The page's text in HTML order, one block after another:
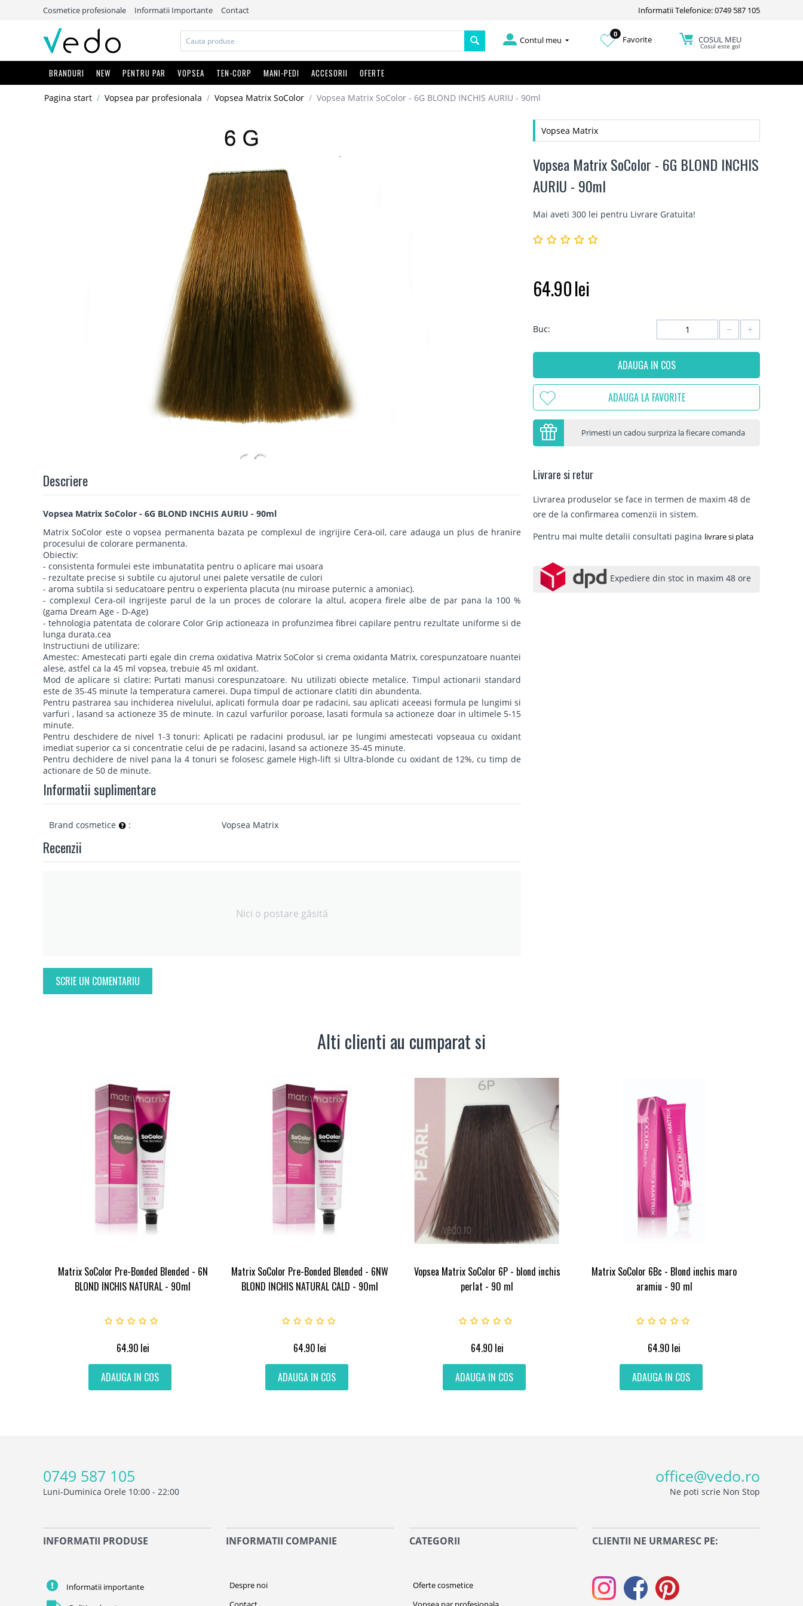
Cosmetice profesionale Informatii Importante Contact Informatii Telefonice: 0749 587 105
Contul meu
0
Favorite COSUL MEU
Cosul este gol
BRANDURI NEW PENTRU PAR VOPSEA TEN-CORP MANI-PEDI ACCESORII OFERTE
Pagina start / Vopsea par profesionala / Vopsea Matrix SoColor / Vopsea Matrix SoColor - 6G BLOND INCHIS AURIU - 90ml
Descriere
Vopsea Matrix SoColor - 6G BLOND INCHIS AURIU - 90ml
Matrix SoColor este o vopsea permanenta bazata pe complexul de ingrijire Cera-oil, care adauga un plus de hranire
procesului de colorare permanenta.
Obiectiv:
- consistenta formulei este imbunatatita pentru o aplicare mai usoara
- rezultate precise si subtile cu ajutorul unei palete versatile de culori
- aroma subtila si seducatoare pentru o experienta placuta (nu miroase puternic a amoniac).
- complexul Cera-oil ingrijeste parul de la un proces de colorare la altul, acopera firele albe de par pana la 100 %
(gama Dream Age - D-Age)
- tehnologia patentata de colorare Color Grip actioneaza in profunzimea fibrei capilare pentru rezultate uniforme si de
lunga durata.cea
Instructiuni de utilizare:
Amestec: Amestecati parti egale din crema oxidativa Matrix SoColor si crema oxidanta Matrix, corespunzatoare nuantei
alese, astfel ca la 45 ml vopsea, trebuie 45 ml oxidant.
Mod de aplicare si clatire: Purtati manusi corespunzatoare. Nu utilizati obiecte metalice. Timpul actionarii standard
este de 35-45 minute la temperatura camerei. Dupa timpul de actionare clatiti din abundenta.
Pentru pastrarea sau inchiderea nivelului, aplicati formula doar pe radacini, sau aplicati aceeasi formula pe lungimi si
varfuri , lasand sa actioneze 35 de minute. In cazul varfurilor poroase, lasati formula sa actioneze doar in ultimele 5-15
minute.
Pentru deschidere de nivel 1-3 tonuri: Aplicati pe radacini produsul, iar pe lungimi amestecati vopseaua cu oxidant
imediat superior ca si concentratie celui de pe radacini, lasand sa actioneze 35-45 minute.
Pentru dechidere de nivel pana la 4 tonuri se folosesc gamele High-lift si Ultra-blonde cu oxidant de 12%, cu timp de
actionare de 50 de minute.
Informatii suplimentare
Brand cosmetice : Vopsea Matrix
Recenzii
Nici o postare găsită
SCRIE UN COMENTARIU
Vopsea Matrix
Vopsea Matrix SoColor - 6G BLOND INCHIS
AURIU - 90ml
Mai aveti 300 lei pentru Livrare Gratuita!
64.90lei
Buc: +
−
ADAUGA IN COS
ADAUGA LA FAVORITE
Primesti un cadou surpriza la fiecare comanda
Livrare si retur
Livrarea produselor se face in termen de maxim 48 de
ore de la confirmarea comenzii in sistem.
Pentru mai multe detalii consultati pagina livrare si plata
Expediere din stoc in maxim 48 ore
Alti clienti au cumparat si
Matrix SoColor Pre-Bonded Blended - 6N
BLOND INCHIS NATURAL - 90ml
64.90 lei
ADAUGA IN COS
Matrix SoColor Pre-Bonded Blended - 6NW
BLOND INCHIS NATURAL CALD - 90ml
64.90 lei
ADAUGA IN COS
Vopsea Matrix SoColor 6P - blond inchis
perlat - 90 ml
64.90 lei
ADAUGA IN COS
Matrix SoColor 6Bc - Blond inchis maro
aramiu - 90 ml
64.90 lei
ADAUGA IN COS
0749 587 105
Luni-Duminica Orele 10:00 - 22:00
office@vedo.ro
Ne poti scrie Non Stop
INFORMATII PRODUSE
Informatii importante
INFORMATII COMPANIE
Despre noi
CATEGORII
Oferte cosmetice
CLIENTII NE URMARESC PE: